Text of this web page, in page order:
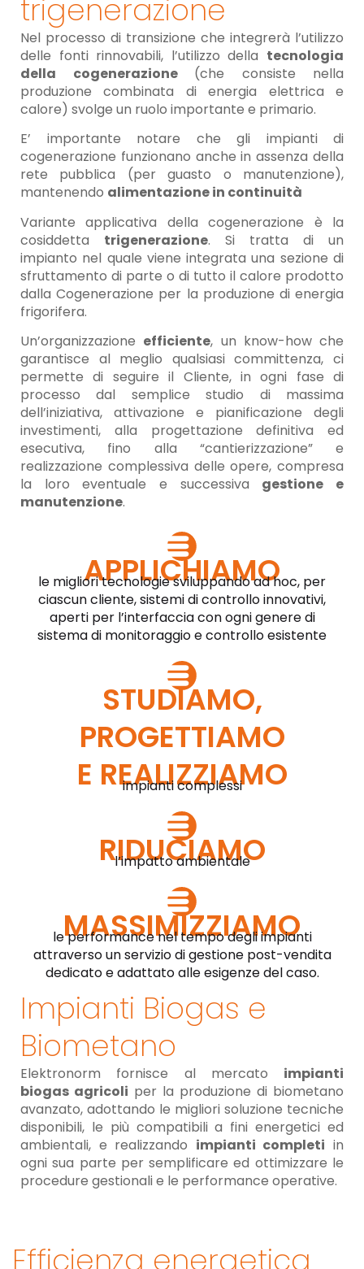
trigenerazione
Nel processo di transizione che integrerà l’utilizzo
delle fonti rinnovabili, l’utilizzo della tecnologia
della cogenerazione (che consiste nella
produzione combinata di energia elettrica e
calore) svolge un ruolo importante e primario.
E’ importante notare che gli impianti di
cogenerazione funzionano anche in assenza della
rete pubblica (per guasto o manutenzione),
mantenendo alimentazione in continuità
Variante applicativa della cogenerazione è la
cosiddetta trigenerazione. Si tratta di un
impianto nel quale viene integrata una sezione di
sfruttamento di parte o di tutto il calore prodotto
dalla Cogenerazione per la produzione di energia
frigorifera.
Un’organizzazione efficiente, un know-how che
garantisce al meglio qualsiasi committenza, ci
permette di seguire il Cliente, in ogni fase di
processo dal semplice studio di massima
dell’iniziativa, attivazione e pianificazione degli
investimenti, alla progettazione definitiva ed
esecutiva, fino alla “cantierizzazione” e
realizzazione complessiva delle opere, compresa
la loro eventuale e successiva gestione e
manutenzione.
APPLICHIAMO
le migliori tecnologie sviluppando ad hoc, per
ciascun cliente, sistemi di controllo innovativi,
aperti per l’interfaccia con ogni genere di
sistema di monitoraggio e controllo esistente
STUDIAMO,
PROGETTIAMO
E REALIZZIAMO
impianti complessi
RIDUCIAMO
l’impatto ambientale
MASSIMIZZIAMO
le performance nel tempo degli impianti
attraverso un servizio di gestione post-vendita
dedicato e adattato alle esigenze del caso.
Impianti Biogas e
Biometano
Elektronorm fornisce al mercato impianti
biogas agricoli per la produzione di biometano
avanzato, adottando le migliori soluzione tecniche
disponibili, le più compatibili a fini energetici ed
ambientali, e realizzando impianti completi in
ogni sua parte per semplificare ed ottimizzare le
procedure gestionali e le performance operative.
Efficienza energetica